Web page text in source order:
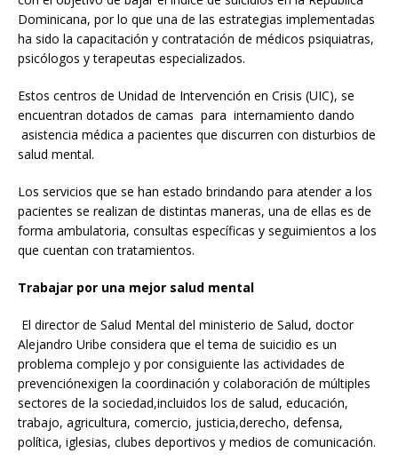
Dominicana, por lo que una de las estrategias implementadas
ha sido la capacitación y contratación de médicos psiquiatras,
psicólogos y terapeutas especializados.
Estos centros de Unidad de Intervención en Crisis (UIC), se
encuentran dotados de camas para internamiento dando
asistencia médica a pacientes que discurren con disturbios de
salud mental.
Los servicios que se han estado brindando para atender a los
pacientes se realizan de distintas maneras, una de ellas es de
forma ambulatoria, consultas específicas y seguimientos a los
que cuentan con tratamientos.
Trabajar por una mejor salud mental
El director de Salud Mental del ministerio de Salud, doctor
Alejandro Uribe considera que el tema de suicidio es un
problema complejo y por consiguiente las actividades de
prevenciónexigen la coordinación y colaboración de múltiples
sectores de la sociedad,incluidos los de salud, educación,
trabajo, agricultura, comercio, justicia,derecho, defensa,
política, iglesias, clubes deportivos y medios de comunicación.